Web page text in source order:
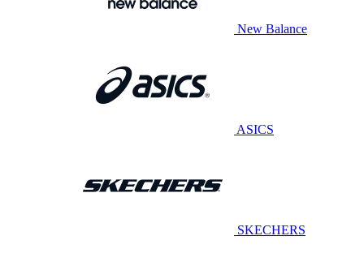
New Balance
ASICS
SKECHERS